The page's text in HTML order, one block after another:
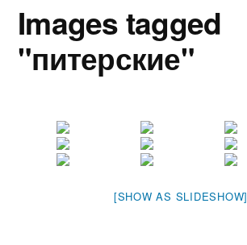
Images tagged
"питерские"
[SHOW AS SLIDESHOW]